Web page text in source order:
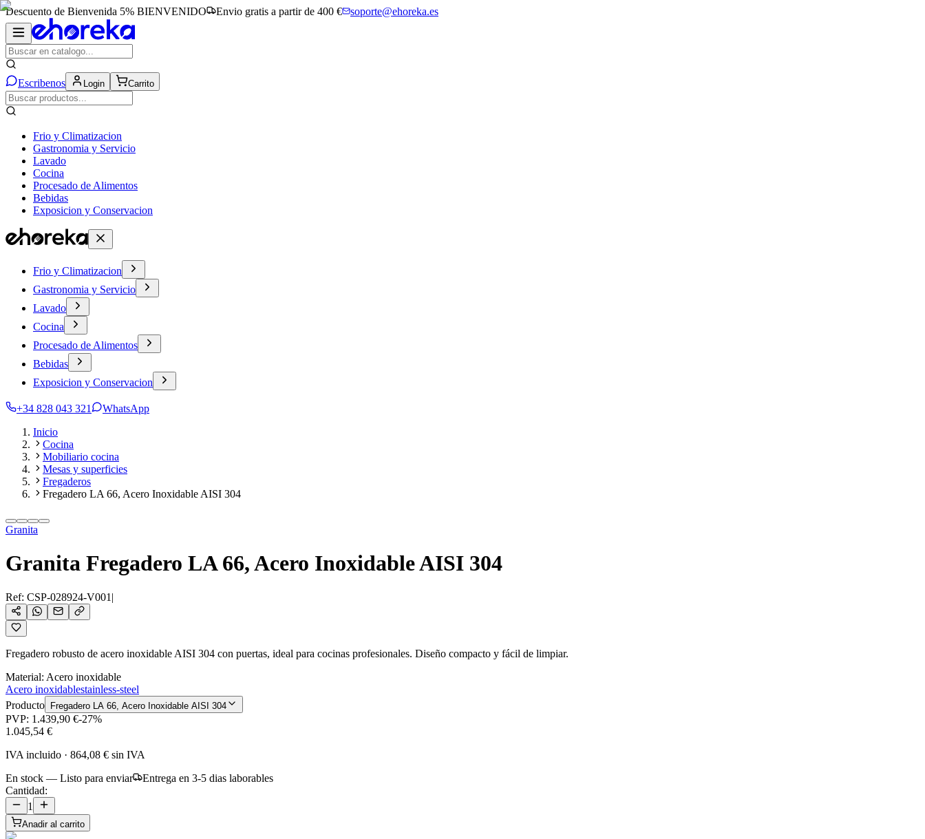
Descuento de Bienvenida 5% BIENVENIDO Envio gratis a partir de 400 € soporte@ehoreka.es
Escribenos Login Carrito
Frio y Climatizacion
Gastronomia y Servicio
Lavado
Cocina
Procesado de Alimentos
Bebidas
Exposicion y Conservacion
Frio y Climatizacion
Gastronomia y Servicio
Lavado
Cocina
Procesado de Alimentos
Bebidas
Exposicion y Conservacion
+34 828 043 321
WhatsApp
Inicio
Cocina
Mobiliario cocina
Mesas y superficies
Fregaderos
Fregadero LA 66, Acero Inoxidable AISI 304
Granita
Granita Fregadero LA 66, Acero Inoxidable AISI 304
Ref: CSP-028924-V001 |
Fregadero robusto de acero inoxidable AISI 304 con puertas, ideal para cocinas profesionales. Diseño compacto y fácil de limpiar.
Material: Acero inoxidable
Acero inoxidablestainless-steel
Producto
Fregadero LA 66, Acero Inoxidable AISI 304
PVP: 1.439,90 €-27%
1.045,54 €
IVA incluido · 864,08 € sin IVA
En stock — Listo para enviar
Entrega en 3-5 dias laborables
Cantidad:
1
Anadir al carrito